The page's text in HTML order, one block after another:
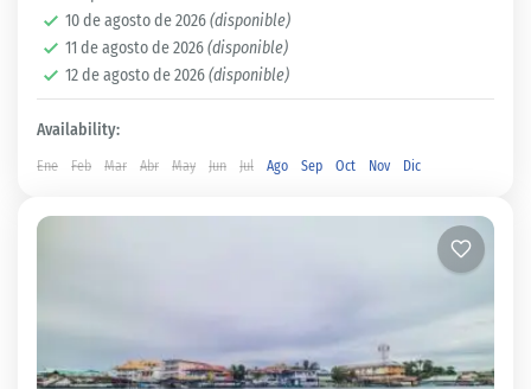
Isla de San Blas
Fácil
2 People
10 de agosto de 2026(disponible)
11 de agosto de 2026(disponible)
12 de agosto de 2026(disponible)
Availability:
Ene Feb Mar Abr May Jun Jul Ago Sep Oct Nov Dic